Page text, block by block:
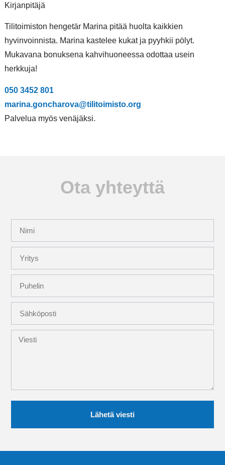
Kirjanpitäjä
Tilitoimiston hengetär Marina pitää huolta kaikkien
hyvinvoinnista. Marina kastelee kukat ja pyyhkii pölyt.
Mukavana bonuksena kahvihuoneessa odottaa usein
herkkuja!
050 3452 801
marina.goncharova@tilitoimisto.org
Palvelua myös venäjäksi.
Ota yhteyttä
Lähetä viesti